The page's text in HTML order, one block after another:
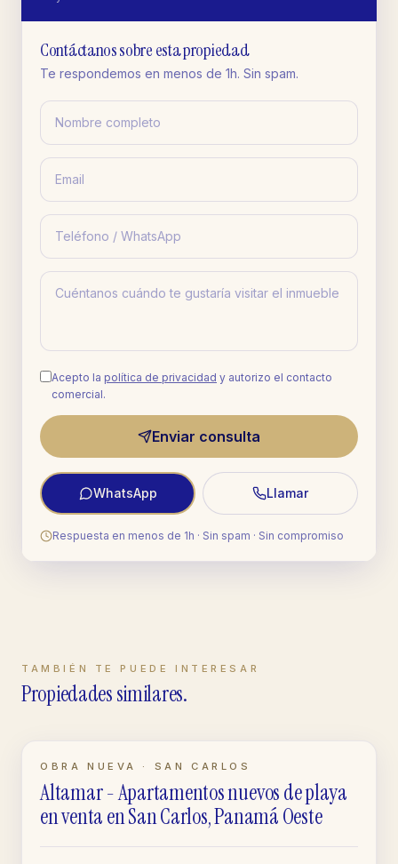
Contáctanos sobre esta propiedad
Te respondemos en menos de 1h. Sin spam.
Acepto la política de privacidad y autorizo el contacto
comercial.
Enviar consulta
WhatsApp Llamar
Respuesta en menos de 1h · Sin spam · Sin compromiso
TAMBIÉN TE PUEDE INTERESAR
Propiedades similares.
LISTO · OBRA NUEVA
APARTAMENTO
OBRA NUEVA · SAN CARLOS
Altamar - Apartamentos nuevos de playa
en venta en San Carlos, Panamá Oeste